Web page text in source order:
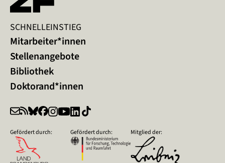
SCHNELLEINSTIEG
Mitarbeiter*innen
Stellenangebote
Bibliothek
Doktorand*innen
Gefördert durch: Gefördert durch: Mitglied der: